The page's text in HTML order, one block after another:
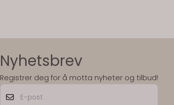
Nyhetsbrev
Registrer deg for å motta nyheter og tilbud!
E-post